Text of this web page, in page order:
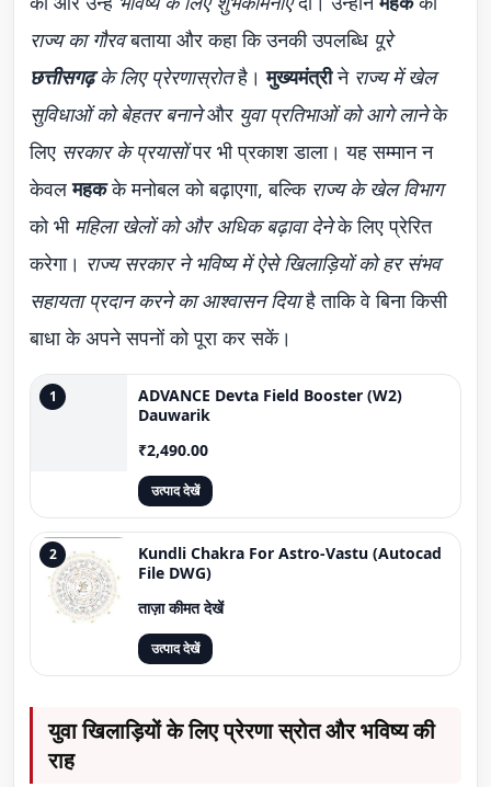
राज्य का गौरवबताया और कहा कि उनकी उपलब्धि पूरे
छत्तीसगढ़के लिए प्रेरणास्रोतहै।मुख्यमंत्रीने राज्य में खेल
सुविधाओं को बेहतर बनानेऔर युवा प्रतिभाओं को आगे लानेके
लिए सरकार के प्रयासोंपर भी प्रकाश डाला। यह सम्मान न
केवलमहकके मनोबल को बढ़ाएगा, बल्कि राज्य के खेल विभाग
को भी महिला खेलों को और अधिक बढ़ावा देनेके लिए प्रेरित
करेगा। राज्य सरकार ने भविष्य में ऐसे खिलाड़ियों को हर संभव
सहायता प्रदान करने का आश्वासन दियाहै ताकि वे बिना किसी
बाधा के अपने सपनों को पूरा कर सकें।
1
ADVANCE Devta Field Booster (W2)
Dauwarik
₹2,490.00
उत्पाद देखें
2
Kundli Chakra For Astro-Vastu (Autocad
File DWG)
ताज़ा कीमत देखें
उत्पाद देखें
युवा खिलाड़ियों के लिए प्रेरणा स्रोत और भविष्य की
राह